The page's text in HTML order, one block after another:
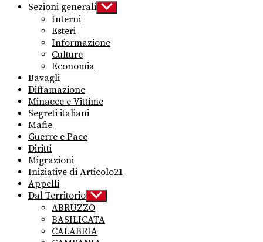
Sezioni generali Show
sub
Interni
Esteri
Informazione
Culture
Economia
Bavagli
Diffamazione
Minacce e Vittime
Segreti italiani
Mafie
Guerre e Pace
Diritti
Migrazioni
Iniziative di Articolo21
Appelli
Dal Territorio Show
sub
menu
ABRUZZO
BASILICATA
CALABRIA